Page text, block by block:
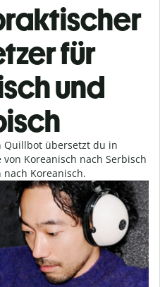
für
und
Quillbot übersetzt du in
Koreanisch nach Serbisch
Koreanisch.